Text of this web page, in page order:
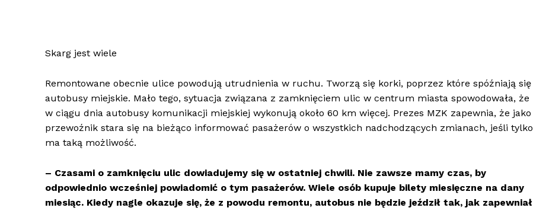
Skarg jest wiele
Remontowane obecnie ulice powodują utrudnienia w ruchu. Tworzą się korki, poprzez które spóźniają się
autobusy miejskie. Mało tego, sytuacja związana z zamknięciem ulic w centrum miasta spowodowała, że
w ciągu dnia autobusy komunikacji miejskiej wykonują około 60 km więcej. Prezes MZK zapewnia, że jako
przewoźnik stara się na bieżąco informować pasażerów o wszystkich nadchodzących zmianach, jeśli tylko
ma taką możliwość.
– Czasami o zamknięciu ulic dowiadujemy się w ostatniej chwili. Nie zawsze mamy czas, by
odpowiednio wcześniej powiadomić o tym pasażerów. Wiele osób kupuje bilety miesięczne na dany
miesiąc. Kiedy nagle okazuje się, że z powodu remontu, autobus nie będzie jeździł tak, jak zapewniał